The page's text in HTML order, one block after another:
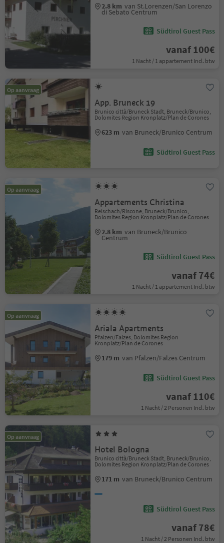
2.8 km van St.Lorenzen/San Lorenzo
di Sebato Centrum
Südtirol Guest Pass
vanaf 100€
1 Nacht / 1 appartement Incl. btw
Op aanvraag
App. Bruneck 19
Brunico città/Bruneck Stadt, Bruneck/Brunico,
Dolomites Region Kronplatz/Plan de Corones
623 m van Bruneck/Brunico Centrum
Südtirol Guest Pass
Op aanvraag
Appartements Christina
Reischach/Riscone, Bruneck/Brunico,
Dolomites Region Kronplatz/Plan de Corones
2.8 km van Bruneck/Brunico
Centrum
Südtirol Guest Pass
vanaf 74€
1 Nacht / 1 appartement Incl. btw
Op aanvraag
Ariala Apartments
Pfalzen/Falzes, Dolomites Region
Kronplatz/Plan de Corones
179 m van Pfalzen/Falzes Centrum
Südtirol Guest Pass
vanaf 110€
1 Nacht / 2 Personen Incl. btw
Op aanvraag
Hotel Bologna
Brunico città/Bruneck Stadt, Bruneck/Brunico,
Dolomites Region Kronplatz/Plan de Corones
171 m van Bruneck/Brunico Centrum
Südtirol Guest Pass
vanaf 78€
1 Nacht / 2 Personen Incl. btw